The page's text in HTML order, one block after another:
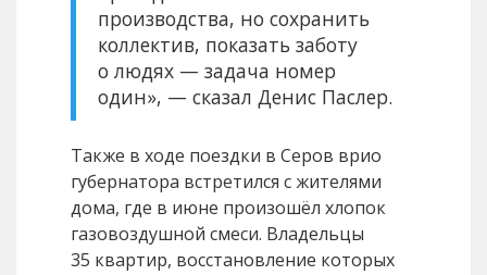
производства, но сохранить
коллектив, показать заботу
о людях — задача номер
один», — сказал Денис Паслер.
Также в ходе поездки в Серов врио
губернатора встретился с жителями
дома, где в июне произошёл хлопок
газовоздушной смеси. Владельцы
35 квартир, восстановление которых